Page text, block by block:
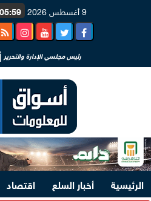
9 أغسطس 2026 05:59
رئيس مجلسي الإدارة والتحرير
الرئيسية أخبار السلع اقتصاد